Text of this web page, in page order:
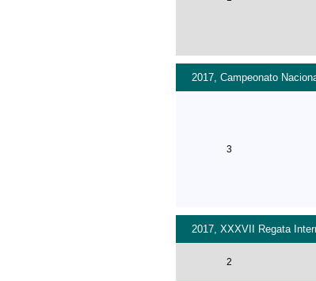
2017, Campeonato
3
2017, XXXVII Regata
2